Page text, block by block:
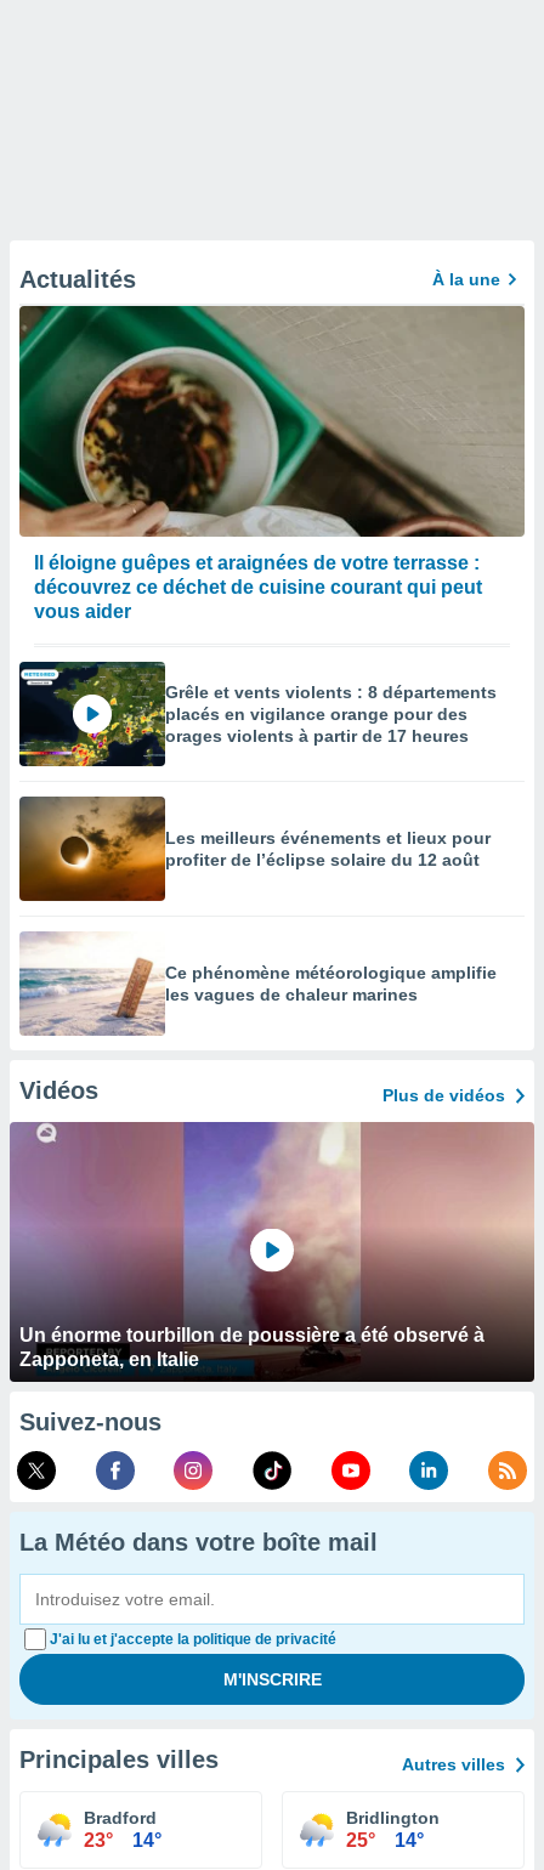
Actualités À la une
Il éloigne guêpes et araignées de votre terrasse :
découvrez ce déchet de cuisine courant qui peut
vous aider
Grêle et vents violents : 8 départements
placés en vigilance orange pour des
orages violents à partir de 17 heures
Les meilleurs événements et lieux pour
profiter de l’éclipse solaire du 12 août
Ce phénomène météorologique amplifie
les vagues de chaleur marines
Vidéos Plus de vidéos
Un énorme tourbillon de poussière a été observé à
Zapponeta, en Italie
Suivez-nous
La Météo dans votre boîte mail
J'ai lu et j'accepte la politique de privacité
Principales villes Autres villes
Bradford
23° 14°
Bridlington
25° 14°